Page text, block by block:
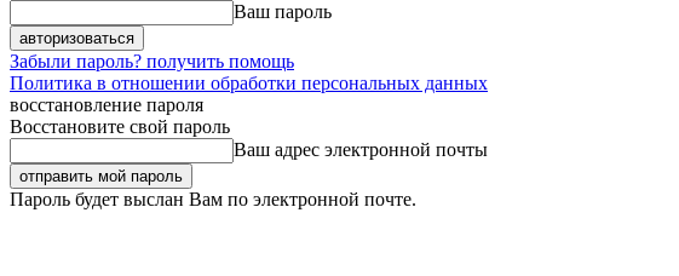
Ваш пароль
Забыли пароль? получить помощь
Политика в отношении обработки персональных данных
восстановление пароля
Восстановите свой пароль
Ваш адрес электронной почты
Пароль будет выслан Вам по электронной почте.